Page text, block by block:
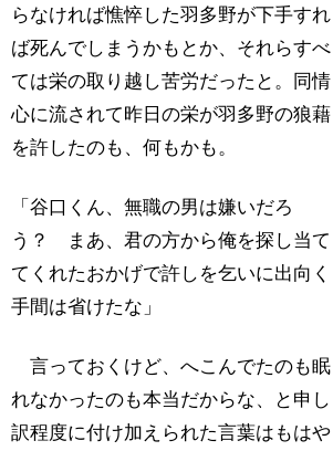
らなければ憔悴した羽多野が下手すれ
ば死んでしまうかもとか、それらすべ
ては栄の取り越し苦労だったと。同情
心に流されて昨日の栄が羽多野の狼藉
を許したのも、何もかも。
「谷口くん、無職の男は嫌いだろ
う？ まあ、君の方から俺を探し当て
てくれたおかげで許しを乞いに出向く
手間は省けたな」
言っておくけど、へこんでたのも眠
れなかったのも本当だからな、と申し
訳程度に付け加えられた言葉はもはや